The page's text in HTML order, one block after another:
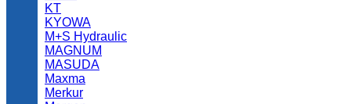
KT
KYOWA
M+S Hydraulic
MAGNUM
MASUDA
Maxma
Merkur